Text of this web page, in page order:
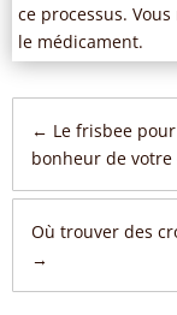
ce processus.
le médicament.
← Le frisbee
bonheur de
Où trouver des
→